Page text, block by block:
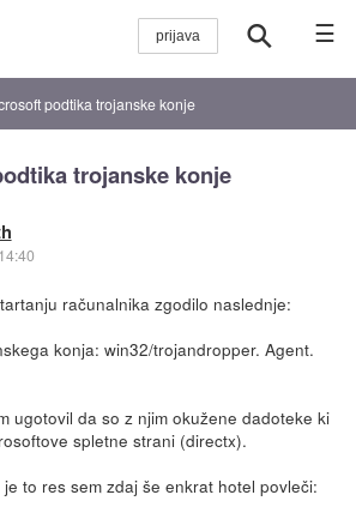
☰
podtika trojanske konje
trojanske konje
računalnika zgodilo naslednje:
konja: win32/trojandropper. Agent.
ugotovil da so z njim okužene dadoteke ki
spletne strani (directx).
to res sem zdaj še enkrat hotel povleči: